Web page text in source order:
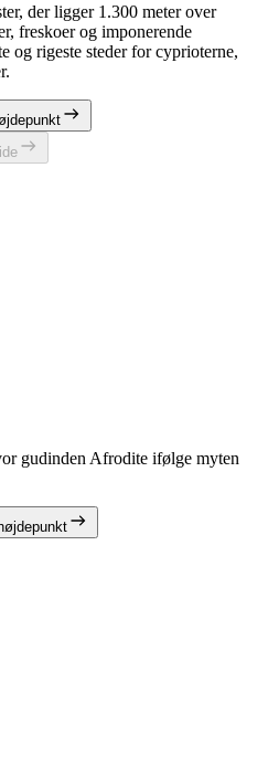
der ligger 1.300 meter over
freskoer og imponerende
og rigeste steder for cyprioterne,
gudinden Afrodite ifølge myten